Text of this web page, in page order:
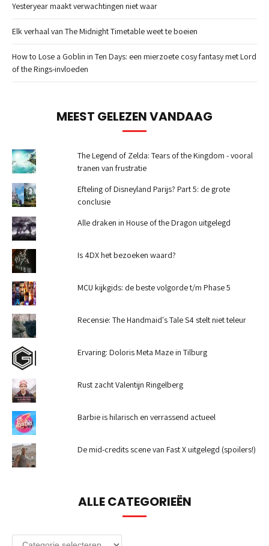
Yesteryear maakt verwachtingen niet waar
Elk verhaal van The Midnight Timetable weet te boeien
How to Lose a Goblin in Ten Days: een mierzoete cosy fantasy met Lord
of the Rings-invloeden
MEEST GELEZEN VANDAAG
The Legend of Zelda: Tears of the Kingdom - vooral
tranen van frustratie
Efteling of Disneyland Parijs? Part 5: de grote
conclusie
Alle draken in House of the Dragon uitgelegd
Is 4DX het bezoeken waard?
MCU kijkgids: de beste volgorde t/m Phase 5
Recensie: The Handmaid's Tale S4 stelt niet teleur
Ervaring: Doloris Meta Maze in Tilburg
Rust zacht Valentijn Ringelberg
Barbie is hilarisch en verrassend actueel
De mid-credits scene van Fast X uitgelegd (spoilers!)
ALLE CATEGORIEËN
Alle